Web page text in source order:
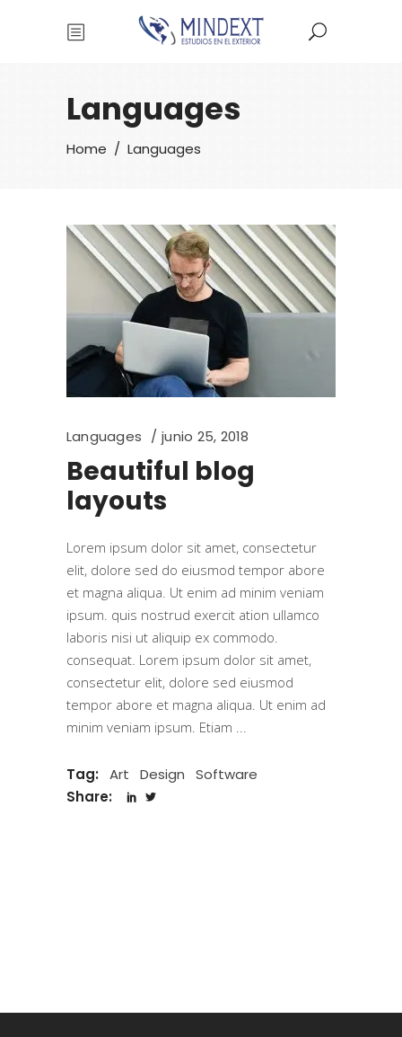
Languages
Home / Languages
Languages junio 25, 2018
Beautiful blog
layouts
Lorem ipsum dolor sit amet, consectetur
elit, dolore sed do eiusmod tempor abore
et magna aliqua. Ut enim ad minim veniam
ipsum. quis nostrud exercit ation ullamco
laboris nisi ut aliquip ex commodo.
consequat. Lorem ipsum dolor sit amet,
consectetur elit, dolore sed eiusmod
tempor abore et magna aliqua. Ut enim ad
minim veniam ipsum. Etiam
Tag: Art Design
Software
Share: